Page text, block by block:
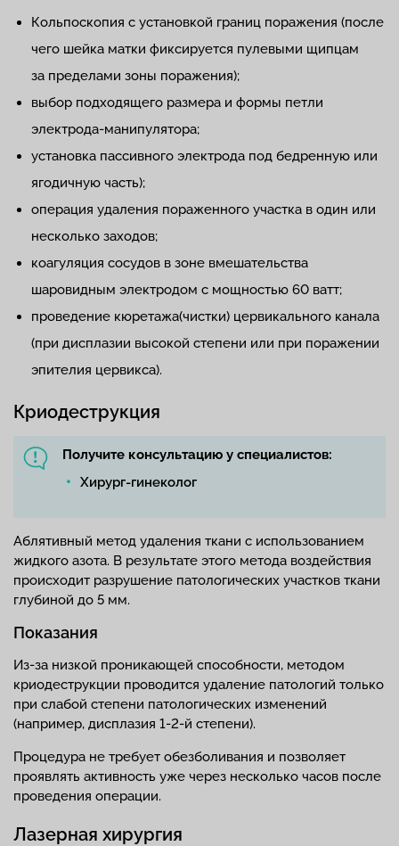
Кольпоскопия с установкой границ поражения (после
чего шейка матки фиксируется пулевыми щипцам
за пределами зоны поражения);
выбор подходящего размера и формы петли
электрода-манипулятора;
установка пассивного электрода под бедренную или
ягодичную часть);
операция удаления пораженного участка в один или
несколько заходов;
коагуляция сосудов в зоне вмешательства
шаровидным электродом с мощностью 60 ватт;
проведение кюретажа(чистки) цервикального канала
(при дисплазии высокой степени или при поражении
эпителия цервикса).
Криодеструкция
Получите консультацию у специалистов:
Хирург-гинеколог
Аблятивный метод удаления ткани с использованием
жидкого азота. В результате этого метода воздействия
происходит разрушение патологических участков ткани
глубиной до 5 мм.
Показания
Из-за низкой проникающей способности, методом
криодеструкции проводится удаление патологий только
при слабой степени патологических изменений
(например, дисплазия 1-2-й степени).
Процедура не требует обезболивания и позволяет
проявлять активность уже через несколько часов после
проведения операции.
Лазерная хирургия